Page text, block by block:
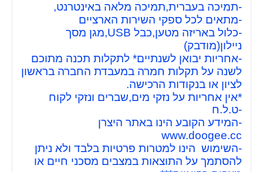
-תמיכה בעברית,תמיכה מלאה באינטרנט,
-מתאים לכל ספקי השירות הארציים
-כלול באריזה מטען,כבל USB,מגן מסך
ניילון(מודבק)
-אחריות יבואן לשנתיים* לתקלות תכנה מתוכם
לשנה על תקלות חמרה במעבדת החברה בראשון
לציון או בנקודות הרכישה.
*אין אחריות על נזקי מים,שברים ונזקי לקוח
-ט.ל.ח
-המידע הקובע הינו באתר היצרן
www.doogee.cc
-השימוש הינו למטרות פרטיות בלבד ולא ניתן
להסתמך על התוצאות במצבים מסכני חיים או